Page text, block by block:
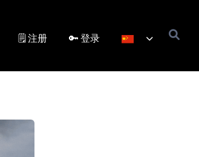
🗒️ 注册 🔑 登录